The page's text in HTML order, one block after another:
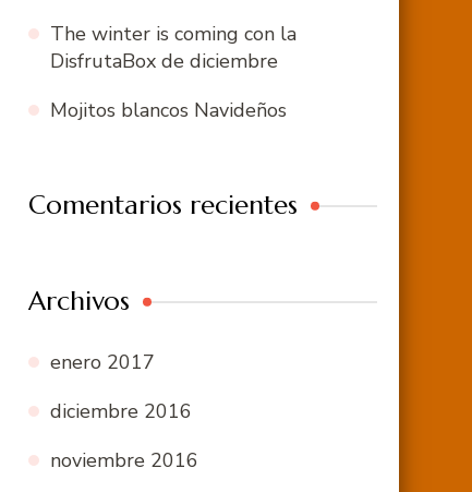
The winter is coming con la
DisfrutaBox de diciembre
Mojitos blancos Navideños
Comentarios recientes
Archivos
enero 2017
diciembre 2016
noviembre 2016